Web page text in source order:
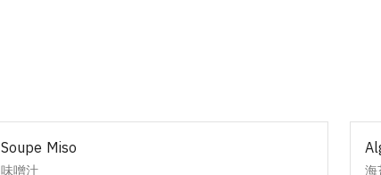
Soupe Miso
味噌汁 海